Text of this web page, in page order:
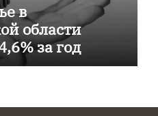
в
области
за год